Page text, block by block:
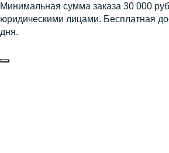
Минимальная сумма заказа 30 000
юридическими лицами. Бесплатная
дня.